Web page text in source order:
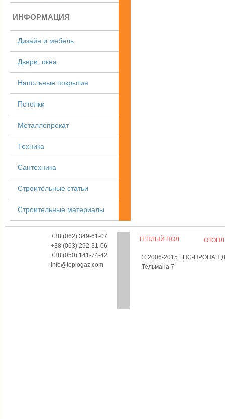
ИНФОРМАЦИЯ
Дизайн и мебель
Двери, окна
Напольные покрытия
Потолки
Металлопрокат
Техника
Сантехника
Строительные статьи
Строительные материалы
+38 (062) 349-61-07
+38 (063) 292-31-06
+38 (050) 141-74-42
info@teplogaz.com
ТЕПЛЫЙ ПОЛ
© 2006-2015 ГНС-ПРОПАН
Тельмана 7